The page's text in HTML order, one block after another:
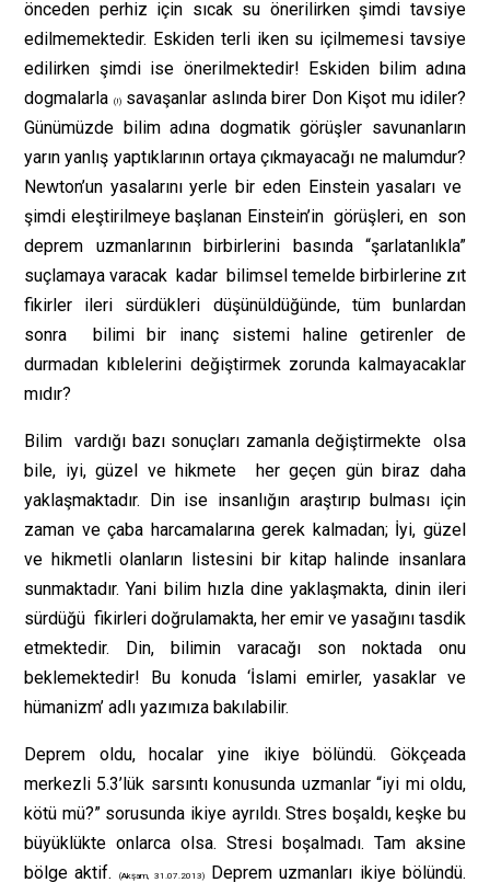
önceden perhiz için sıcak su önerilirken şimdi tavsiye
edilmemektedir. Eskiden terli iken su içilmemesi tavsiye
edilirken şimdi ise önerilmektedir! Eskiden bilim adına
dogmalarla (!)savaşanlar aslında birer Don Kişot mu idiler?
Günümüzde bilim adına dogmatik görüşler savunanların
yarın yanlış yaptıklarının ortaya çıkmayacağı ne malumdur?
Newton’un yasalarını yerle bir eden Einstein yasaları ve
şimdi eleştirilmeye başlanan Einstein’in görüşleri, en son
deprem uzmanlarının birbirlerini basında “şarlatanlıkla”
suçlamaya varacak kadar bilimsel temelde birbirlerine zıt
fikirler ileri sürdükleri düşünüldüğünde, tüm bunlardan
sonra bilimi bir inanç sistemi haline getirenler de
durmadan kıblelerini değiştirmek zorunda kalmayacaklar
mıdır?
Bilim vardığı bazı sonuçları zamanla değiştirmekte olsa
bile, iyi, güzel ve hikmete her geçen gün biraz daha
yaklaşmaktadır. Din ise insanlığın araştırıp bulması için
zaman ve çaba harcamalarına gerek kalmadan; İyi, güzel
ve hikmetli olanların listesini bir kitap halinde insanlara
sunmaktadır. Yani bilim hızla dine yaklaşmakta, dinin ileri
sürdüğü fikirleri doğrulamakta, her emir ve yasağını tasdik
etmektedir. Din, bilimin varacağı son noktada onu
beklemektedir! Bu konuda ‘İslami emirler, yasaklar ve
hümanizm’ adlı yazımıza bakılabilir.
Deprem oldu, hocalar yine ikiye bölündü. Gökçeada
merkezli 5.3’lük sarsıntı konusunda uzmanlar “iyi mi oldu,
kötü mü?” sorusunda ikiye ayrıldı. Stres boşaldı, keşke bu
büyüklükte onlarca olsa. Stresi boşalmadı. Tam aksine
bölge aktif.
(Akşam, 31.07.2013)Deprem uzmanları ikiye bölündü.